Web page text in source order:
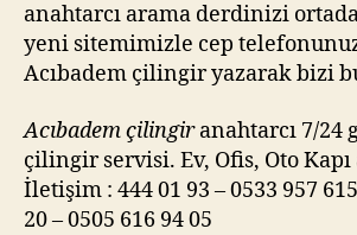
anahtarcı arama derdinizi
yeni sitemimizle cep
Acıbadem çilingir yazarak bizi
Acıbadem çilingiranahtarcı 7/24
çilingir servisi. Ev, Ofis, Oto
İletişim : 444 01 93 – 0533 957
20 – 0505 616 94 05